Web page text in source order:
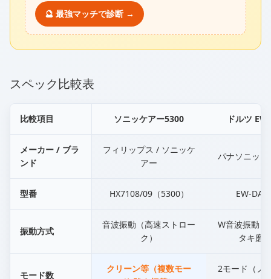
🔮 最強マッチで診断 →
スペック比較表
比較項目 ソニッケアー5300 ドルツ
メーカー / ブラ
ンド
フィリップス / ソニッケ
アー
パナソニッ
型番 HX7108/09（5300） EW-
振動方式
音波振動（高速ストロー
ク）
W音波振動（
タキ磨
モード数
クリーン等（複数モー
2モード（ノ